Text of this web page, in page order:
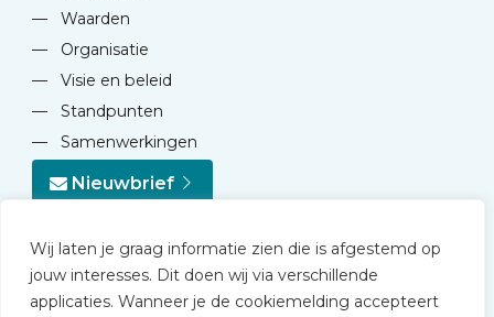
Wij laten je graag informatie zien die is afgestemd op
jouw interesses. Dit doen wij via verschillende
applicaties. Wanneer je de cookiemelding accepteert
—
Waarden
—
Organisatie
—
Visie en beleid
—
Standpunten
—
Samenwerkingen
Nieuwbrief